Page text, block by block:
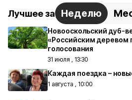
Лучшее за Неделю
Новооскольский дуб-
«Российским деревом
голосования
31 июля , 13:30
Каждая поездка –
1 августа , 10:00